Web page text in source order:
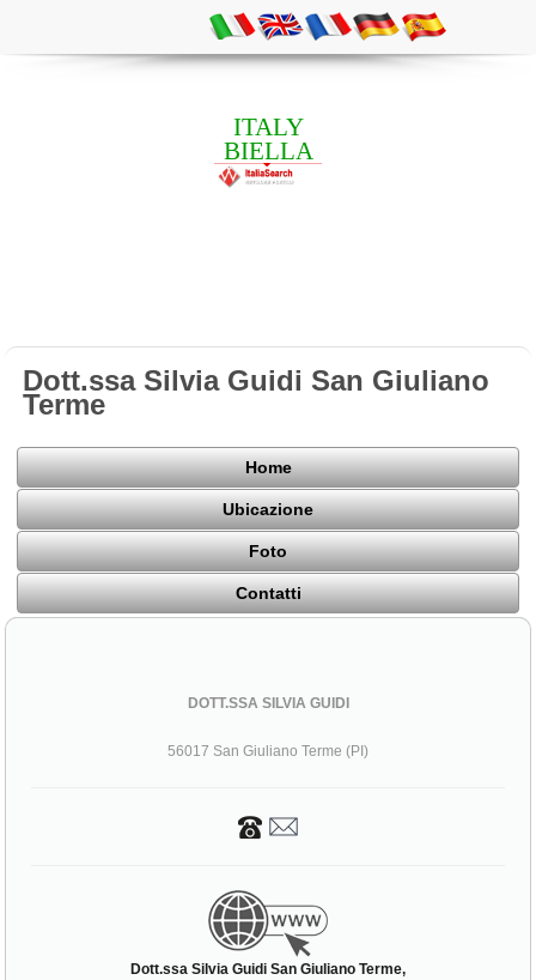
ITALY
BIELLA
Dott.ssa Silvia Guidi San Giuliano
Terme
Home
Ubicazione
Foto
Contatti
DOTT.SSA SILVIA GUIDI
56017 San Giuliano Terme (PI)
Dott.ssa Silvia Guidi San Giuliano Terme,